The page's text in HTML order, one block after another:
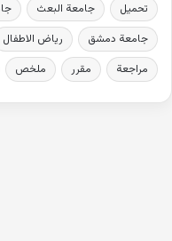
تحميل
جامعة البعث
جامعة دمشق
رياض الاطفال
مراجعة
مقرر ملخص